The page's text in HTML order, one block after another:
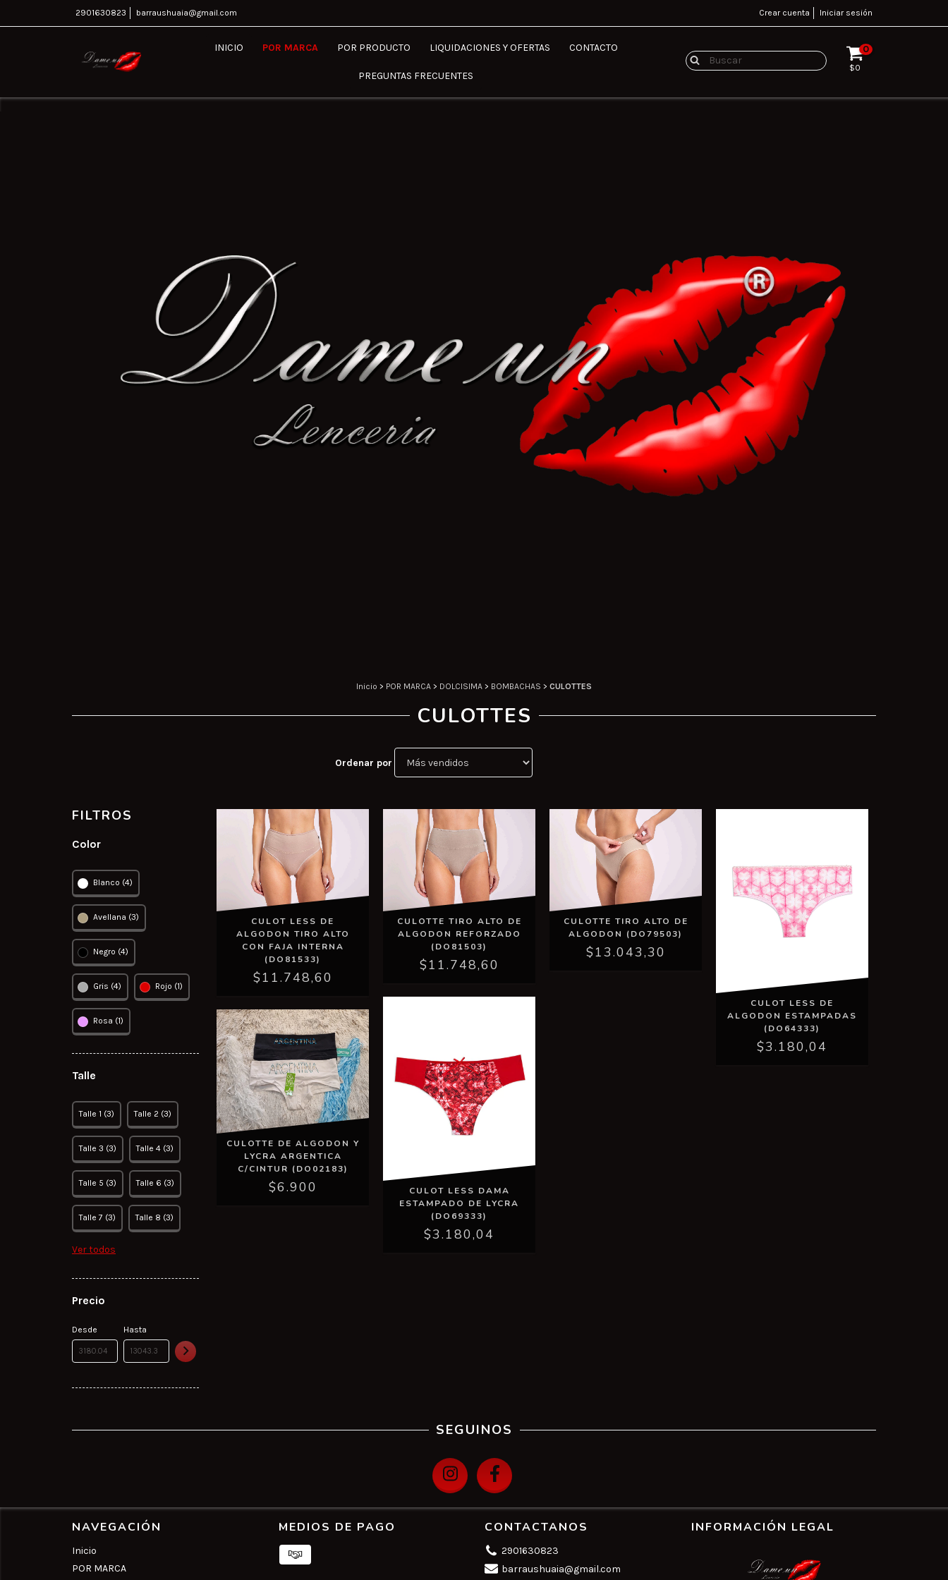
2901630823 barraushuaia@gmail.com Crear cuenta Iniciar sesión
INICIO POR MARCA POR PRODUCTO LIQUIDACIONES Y OFERTAS CONTACTO
PREGUNTAS FRECUENTES
0
$0
Inicio > POR MARCA > DOLCISIMA > BOMBACHAS > CULOTTES
CULOTTES
Ordenar por
FILTROS
Color
Blanco (4)
Avellana (3)
Negro (4)
Gris (4) Rojo (1)
Rosa (1)
Talle
Talle 1 (3) Talle 2 (3)
Talle 3 (3) Talle 4 (3)
Talle 5 (3) Talle 6 (3)
Talle 7 (3) Talle 8 (3)
Ver todos
Precio
Desde Hasta
CULOT LESS DE
ALGODON TIRO ALTO
CON FAJA INTERNA
(DO81533)
$11.748,60
CULOTTE TIRO ALTO DE
ALGODON REFORZADO
(DO81503)
$11.748,60
CULOTTE TIRO ALTO DE
ALGODON (DO79503)
$13.043,30
CULOT LESS DE
ALGODON ESTAMPADAS
(DO64333)
$3.180,04
CULOTTE DE ALGODON Y
LYCRA ARGENTICA
C/CINTUR (DO02183)
$6.900
CULOT LESS DAMA
ESTAMPADO DE LYCRA
(DO69333)
$3.180,04
SEGUINOS
NAVEGACIÓN
Inicio
POR MARCA
MEDIOS DE PAGO CONTACTANOS
2901630823
barraushuaia@gmail.com
INFORMACIÓN LEGAL